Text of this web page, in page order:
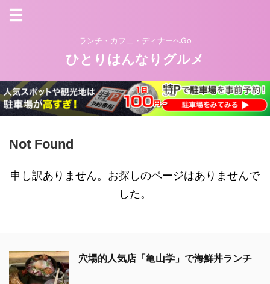
ランチ・カフェ・ディナーへGo
ひとりはんなりグルメ
Not Found
申し訳ありません。お探しのページはありませんで
した。
穴場的人気店「亀山学」で海鮮丼ランチ